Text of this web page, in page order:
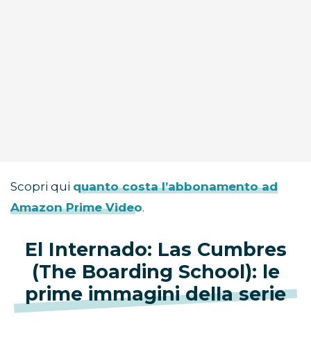
Scopri qui quanto costa l’abbonamento ad
Amazon Prime Video.
El Internado: Las Cumbres
(The Boarding School): le
prime immagini della serie